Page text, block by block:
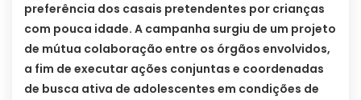
preferência dos casais pretendentes por crianças
com pouca idade. A campanha surgiu de um projeto
de mútua colaboração entre os órgãos envolvidos,
a fim de executar ações conjuntas e coordenadas
de busca ativa de adolescentes em condições de